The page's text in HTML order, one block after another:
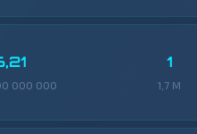
000 000
1
1,7 M